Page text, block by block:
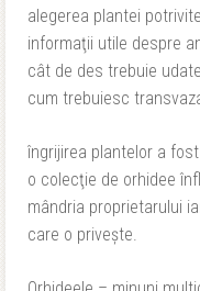
alegerea plantei
informaţii utile despre
cât de des trebuie
cum trebuiesc
îngrijirea plantelor a
o colecţie de orhidee
mândria proprietarului
care o priveşte.